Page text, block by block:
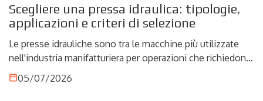
Scegliere una pressa idraulica: tipologie,
applicazioni e criteri di selezione
Le presse idrauliche sono tra le macchine più utilizzate
nell'industria manifatturiera per operazioni che richiedono
forza, precisione e controllo del processo. Dallo
stampaggio della lamiera all'imbutitura profonda, fino alla
05/07/2026